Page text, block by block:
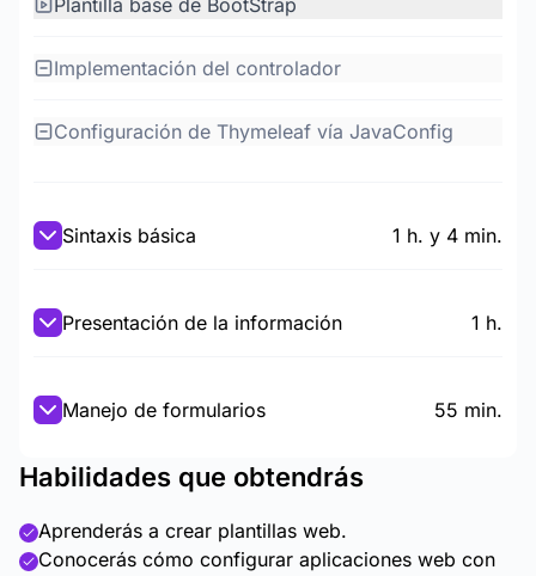
Plantilla base de BootStrap
Implementación del controlador
Configuración de Thymeleaf vía JavaConfig
Sintaxis básica 1 h. y 4 min.
Presentación de la información 1 h.
Manejo de formularios 55 min.
Habilidades que obtendrás
Aprenderás a crear plantillas web.
Conocerás cómo configurar aplicaciones web con